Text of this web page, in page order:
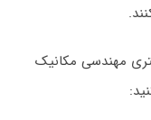
مهندسی مکانیک